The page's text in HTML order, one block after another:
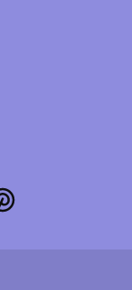
Pinterest